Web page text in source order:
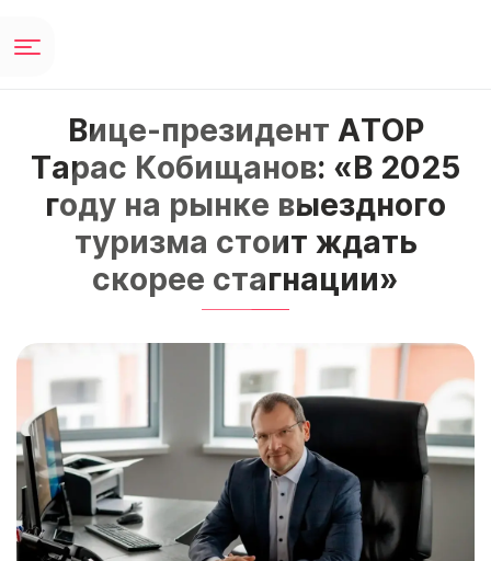
Вице-президент АТОР
Тарас Кобищанов: «В 2025
году на рынке выездного
туризма стоит ждать
скорее стагнации»